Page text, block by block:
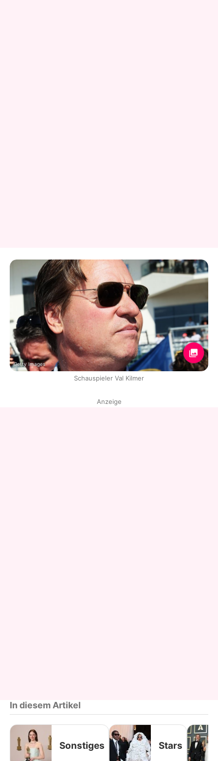
Getty Images
Schauspieler Val Kilmer
Anzeige
In diesem Artikel
Sonstiges Stars